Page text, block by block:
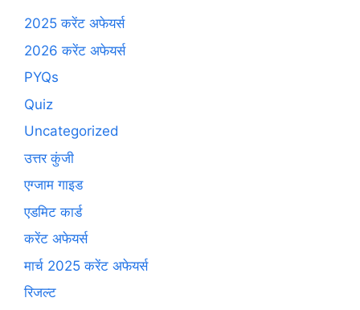
2025 करेंट अफेयर्स
2026 करेंट अफेयर्स
PYQs
Quiz
Uncategorized
उत्तर कुंजी
एग्जाम गाइड
एडमिट कार्ड
करेंट अफेयर्स
मार्च 2025 करेंट अफेयर्स
रिजल्ट